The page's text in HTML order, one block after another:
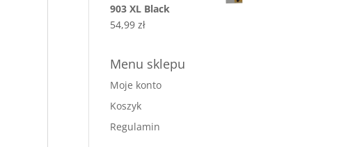
903 XL Black
54,99zł
Menu sklepu
Moje konto
Koszyk
Regulamin